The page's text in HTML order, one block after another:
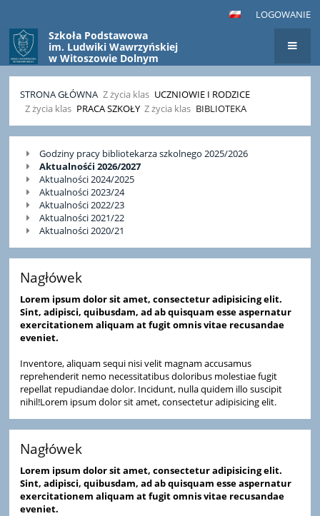
LOGOWANIE
Szkoła Podstawowa
im. Ludwiki Wawrzyńskiej
w Witoszowie Dolnym
STRONA GŁÓWNA Z życia klas UCZNIOWIE I RODZICE
Z życia klas PRACA SZKOŁY Z życia klas BIBLIOTEKA
Biblioteka
Godziny pracy bibliotekarza szkolnego 2025/2026
Aktualnośći 2026/2027
Aktualności 2024/2025
Aktualności 2023/24
Aktualności 2022/23
Aktualności 2021/22
Aktualności 2020/21
Nagłówek
Lorem ipsum dolor sit amet, consectetur adipisicing elit.
Sint, adipisci, quibusdam, ad ab quisquam esse aspernatur
exercitationem aliquam at fugit omnis vitae recusandae
eveniet.
Inventore, aliquam sequi nisi velit magnam accusamus
reprehenderit nemo necessitatibus doloribus molestiae fugit
repellat repudiandae dolor. Incidunt, nulla quidem illo suscipit
nihil!Lorem ipsum dolor sit amet, consectetur adipisicing elit.
Nagłówek
Lorem ipsum dolor sit amet, consectetur adipisicing elit.
Sint, adipisci, quibusdam, ad ab quisquam esse aspernatur
exercitationem aliquam at fugit omnis vitae recusandae
eveniet.